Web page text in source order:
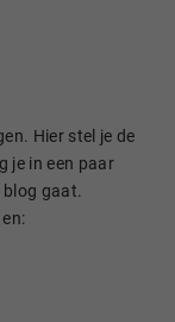
Hier stel je de
je in een paar
gaat.